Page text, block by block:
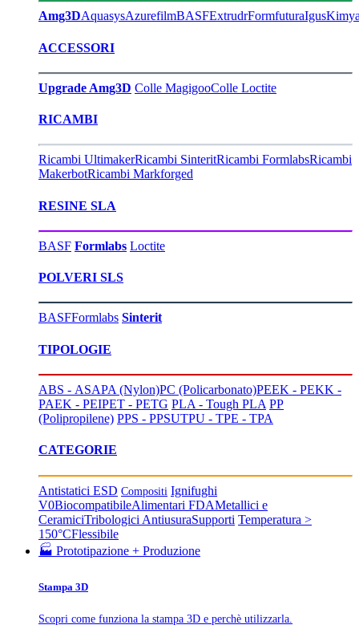
Amg3DAquasysAzurefilmBASFExtrudrFormfuturaIgus
ACCESSORI
Upgrade Amg3D Colle MagigooColle Loctite
RICAMBI
Ricambi UltimakerRicambi SinteritRicambi FormlabsRicambi
MakerbotRicambi Markforged
RESINE SLA
BASF Formlabs Loctite
POLVERI SLS
BASFFormlabs Sinterit
TIPOLOGIE
ABS - ASAPA (Nylon)PC (Policarbonato)PEEK - PEKK -
PAEK - PEIPET - PETG PLA - Tough PLA PP
(Polipropilene) PPS - PPSUTPU - TPE - TPA
CATEGORIE
Antistatici ESD Compositi Ignifughi
V0BiocompatibileAlimentari FDAMetallici e
CeramiciTribologici AntiusuraSupporti Temperatura >
150°CFlessibile
🏭 Prototipazione + Produzione
Stampa 3D
Scopri come funziona la stampa 3D e perchè utilizzarla.